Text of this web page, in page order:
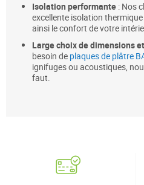
Isolation performante : Nos
excellente isolation
ainsi le confort de votre
Large choix de dimensions
besoin de plaques de plâtre
ignifuges ou acoustiques,
faut.